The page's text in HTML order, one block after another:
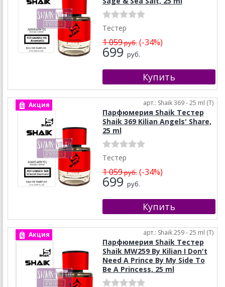
Тестер
1 059руб.(-34%)
699 руб.
Акция арт.: Shaik 369 - 25 ml (T)
Парфюмерия Shaik Тестер
Shaik 369 Kilian Angels' Share,
25 ml
Тестер
1 059руб.(-34%)
699 руб.
Акция арт.: Shaik 259 - 25 ml (T)
Парфюмерия Shaik Тестер
Shaik MW259 By Kilian I Don't
Need A Prince By My Side To
Be A Princess, 25 ml